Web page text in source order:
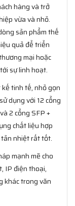
hàng và trở
vừa và nhỏ.
sản phẩm thế
quả để triển
mại hoặc
sự linh hoạt.
tinh tế, nhỏ gọn
dụng với 12 cổng
2 cổng SFP +
chất liệu hợp
nhiệt rất tốt.
mạnh mẽ cho
IP điện thoại,
khác trong văn